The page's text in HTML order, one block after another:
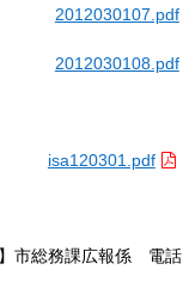
み 2012030107.pdf
2012030108.pdf
ン isa120301.pdf
市総務課広報係 電話